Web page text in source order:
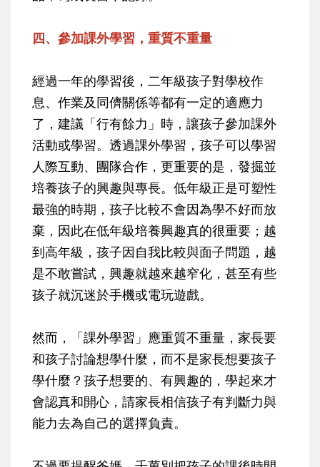
四、參加課外學習，重質不重量
經過一年的學習後，二年級孩子對學校作
息、作業及同儕關係等都有一定的適應力
了，建議「行有餘力」時，讓孩子參加課外
活動或學習。透過課外學習，孩子可以學習
人際互動、團隊合作，更重要的是，發掘並
培養孩子的興趣與專長。低年級正是可塑性
最強的時期，孩子比較不會因為學不好而放
棄，因此在低年級培養興趣真的很重要；越
到高年級，孩子因自我比較與面子問題，越
是不敢嘗試，興趣就越來越窄化，甚至有些
孩子就沉迷於手機或電玩遊戲。
然而，「課外學習」應重質不重量，家長要
和孩子討論想學什麼，而不是家長想要孩子
學什麼？孩子想要的、有興趣的，學起來才
會認真和開心，請家長相信孩子有判斷力與
能力去為自己的選擇負責。